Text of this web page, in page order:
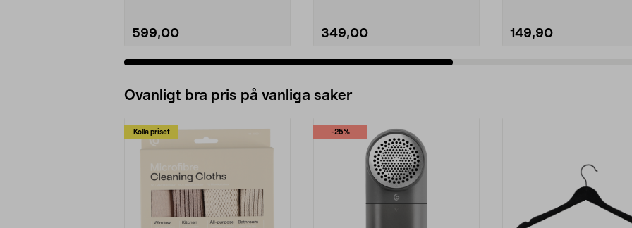
599,00 349,00 149,90
Ovanligt bra pris på vanliga saker
Kolla priset -25%